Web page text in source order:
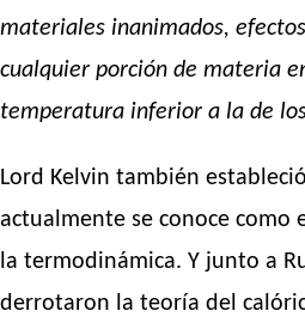
materiales inanimados,
cualquier porción de materia
temperatura inferior a la de
Lord Kelvin también
actualmente se conoce como
la termodinámica. Y junto a
derrotaron la teoría del